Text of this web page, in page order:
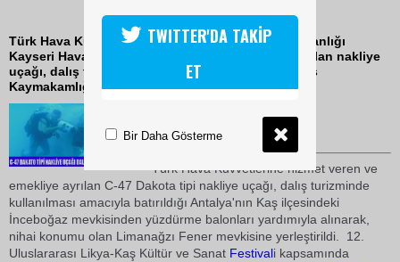
C-47 SON YERİNE YERLEŞTİRİLDİ
Türk Hava Kuvvetlerine bağlı Hava Lojistik Komutanlığı
Kayseri Hava İkmal Komutanlığınca hurdaya çıkarılan nakliye
uçağı, dalış turizmine hizmet vermesi amacıyla Kaş
Kaymakamlığına hibe edilmişti
TURİZMİN SESİ
Türk Hava Kuvvetlerine hizmet veren ve
emekliye ayrılan C-47 Dakota tipi nakliye uçağı, dalış turizminde
kullanılması amacıyla batırıldığı Antalya'nın Kaş ilçesindeki
İnceboğaz mevkisinden yüzdürme balonları yardımıyla alınarak,
nihai konumu olan Limanağzı Fener mevkisine yerleştirildi. 12.
Uluslararası Likya-Kaş Kültür ve Sanat Festivali kapsamında
TWITTER'DA TAKİP
ET
Bir Daha Gösterme